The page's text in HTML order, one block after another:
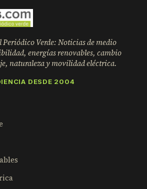
Periódico Verde: Noticias de medio
energías renovables, cambio
naturaleza y movilidad eléctrica.
DESDE 2004